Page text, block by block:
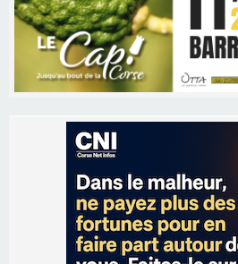
Les brèves
06/08/2026 15:57
Ucciani – Marché des